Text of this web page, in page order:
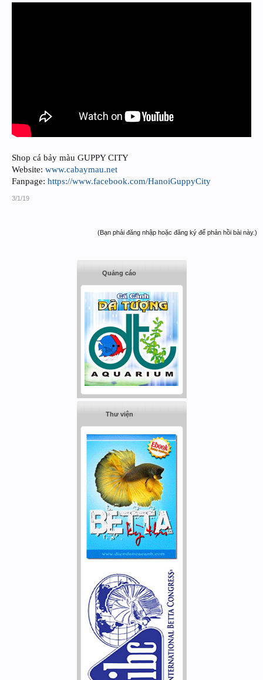
Shop cá bảy màu GUPPY CITY
Website: www.cabaymau.net
Fanpage: https://www.facebook.com/HanoiGuppyCity
3/1/19
(Bạn phải đăng nhập hoặc đăng ký để phản hồi bài này.)
Quảng cáo
Thư viện